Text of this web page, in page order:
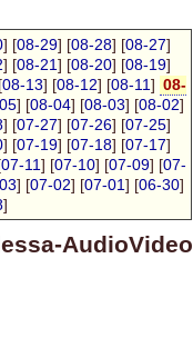
] [08-29] [08-28] [08-27]
] [08-21] [08-20] [08-19]
08-13] [08-12] [08-11] 08-
] [08-04] [08-03] [08-02]
] [07-27] [07-26] [07-25]
] [07-19] [07-18] [07-17]
07-11] [07-10] [07-09] [07-
] [07-02] [07-01] [06-30]
]
AudioVideo